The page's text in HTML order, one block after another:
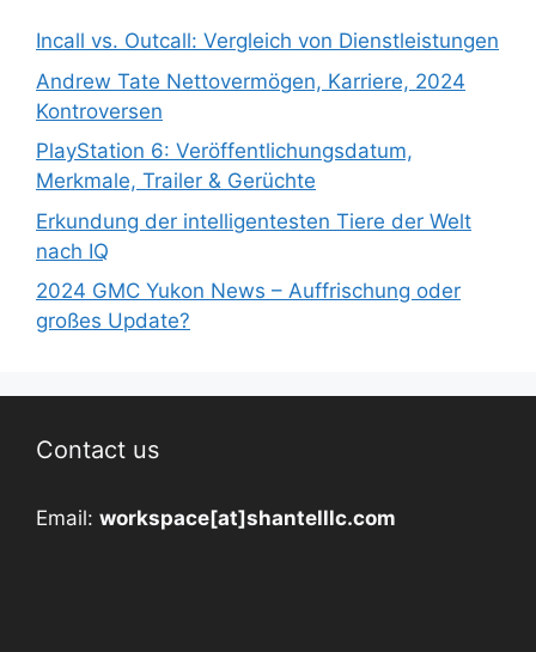
Incall vs. Outcall: Vergleich von Dienstleistungen
Andrew Tate Nettovermögen, Karriere, 2024
Kontroversen
PlayStation 6: Veröffentlichungsdatum,
Merkmale, Trailer & Gerüchte
Erkundung der intelligentesten Tiere der Welt
nach IQ
2024 GMC Yukon News – Auffrischung oder
großes Update?
Contact us
Email: workspace[at]shantelllc.com